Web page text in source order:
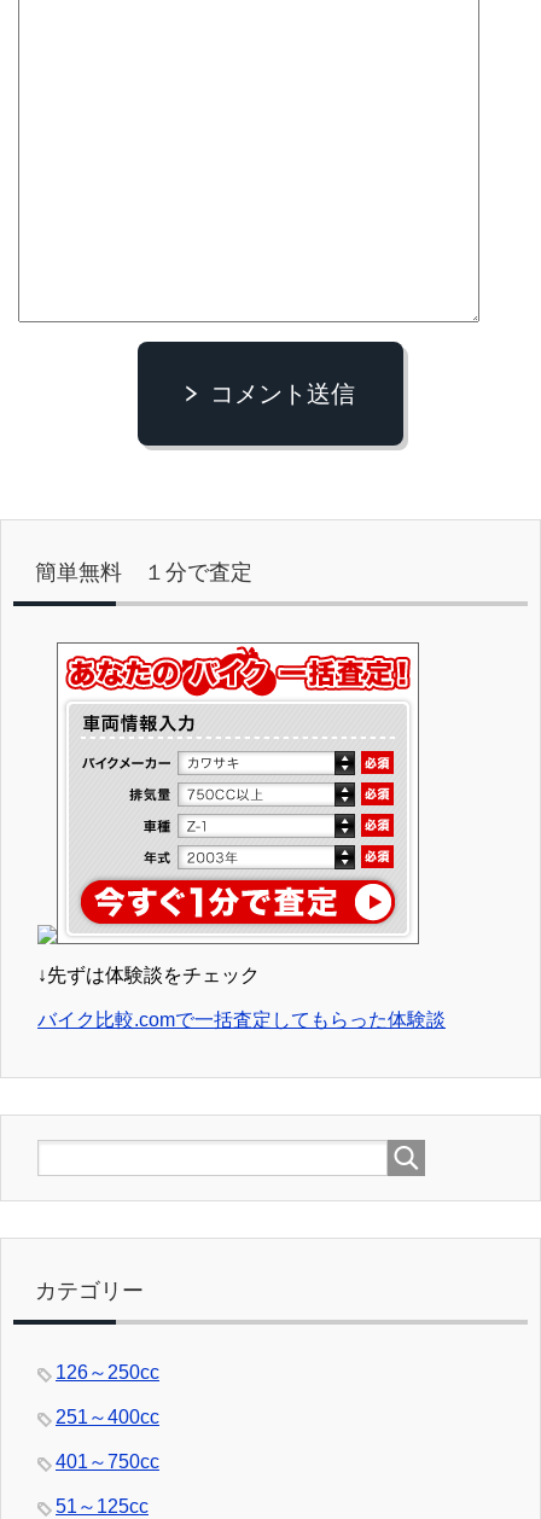
コメント送信
簡単無料 １分で査定
↓先ずは体験談をチェック
バイク比較.comで一括査定してもらった体験談
カテゴリー
126～250cc
251～400cc
401～750cc
51～125cc